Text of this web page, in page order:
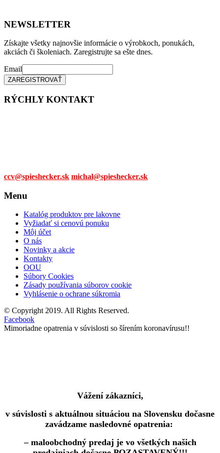
NEWSLETTER
Získajte všetky najnovšie informácie o výrobkoch, ponukách,
akciách či školeniach. Zaregistrujte sa ešte dnes.
Email
RÝCHLY KONTAKT
ccv@spieshecker.sk michal@spieshecker.sk
Menu
Katalóg produktov pre lakovne
Vyžiadať si cenovú ponuku
Môj účet
O nás
Novinky a akcie
Kontakty
OOU
Súbory Cookies
Zásady používania súborov cookie
Vyhlásenie o ochrane súkromia
© Copyright 2019. All Rights Reserved.
Facebook
Mimoriadne opatrenia v súvislosti so šírením koronavírusu!!
Vážení zákazníci,
v súvislosti s aktuálnou situáciou na Slovensku dočasne
zavádzame nasledovné opatrenia:
– maloobchodný predaj je vo všetkých našich